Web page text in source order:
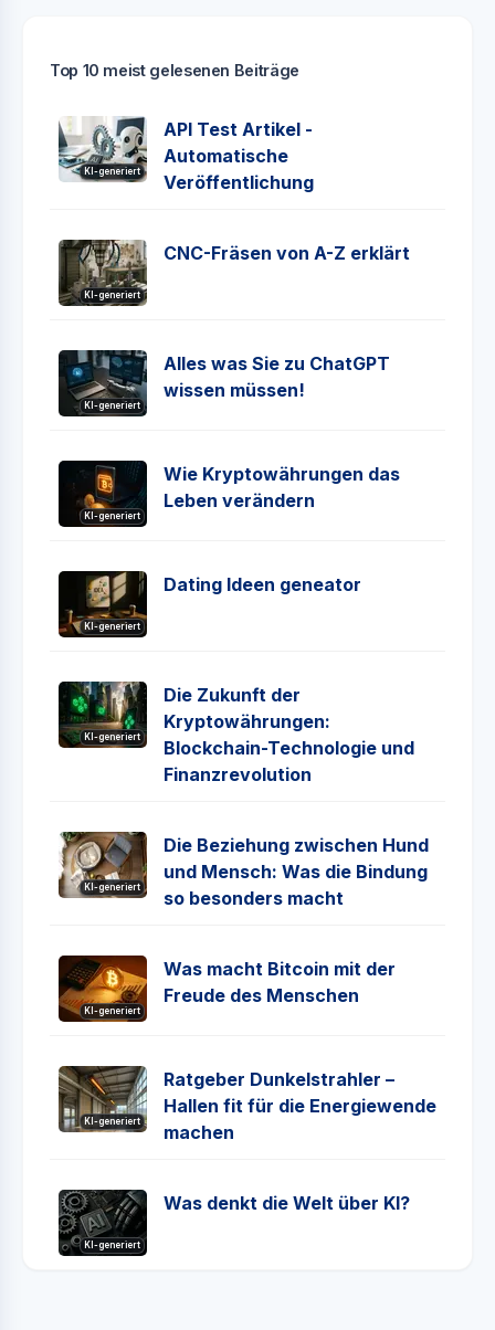
Top 10 meist gelesenen Beiträge
KI-generiert
API Test Artikel -
Automatische
Veröffentlichung
KI-generiert
CNC-Fräsen von A-Z erklärt
KI-generiert
Alles was Sie zu ChatGPT
wissen müssen!
KI-generiert
Wie Kryptowährungen das
Leben verändern
KI-generiert
Dating Ideen geneator
KI-generiert
Die Zukunft der
Kryptowährungen:
Blockchain-Technologie und
Finanzrevolution
KI-generiert
Die Beziehung zwischen Hund
und Mensch: Was die Bindung
so besonders macht
KI-generiert
Was macht Bitcoin mit der
Freude des Menschen
KI-generiert
Ratgeber Dunkelstrahler –
Hallen fit für die Energiewende
machen
KI-generiert
Was denkt die Welt über KI?